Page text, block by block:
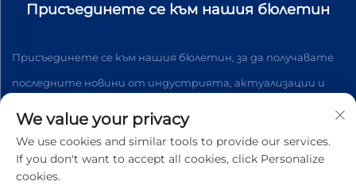
Присъединете се към нашия бюлетин
Присъединете се към нашия бюлетин, за да получавате
последните новини от индустрията, актуализации и
Абонирай се
We value your privacy
We use cookies and similar tools to provide our services.
If you don't want to accept all cookies, click Personalize
cookies.